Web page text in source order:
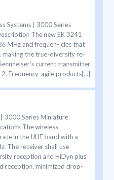
Systems | 3000 Series
The new EK 3241
MHz and frequen- cies that
making the true-diversity re-
current transmitter
Frequency-agile products[...]
3000 Series Miniature
The wireless
in the UHF band with a
The receiver shall use
reception and HiDyn plus
reception, minimized drop-